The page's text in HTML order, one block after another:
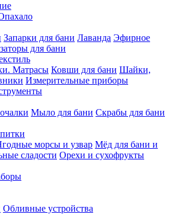
Запарки для бани Лаванда Эфирное
для бани
Матрасы Ковши для бани Шайки,
Измерительные приборы
Мыло для бани Скрабы для бани
морсы и узвар Мёд для бани и
сладости Орехи и сухофрукты
Обливные устройства